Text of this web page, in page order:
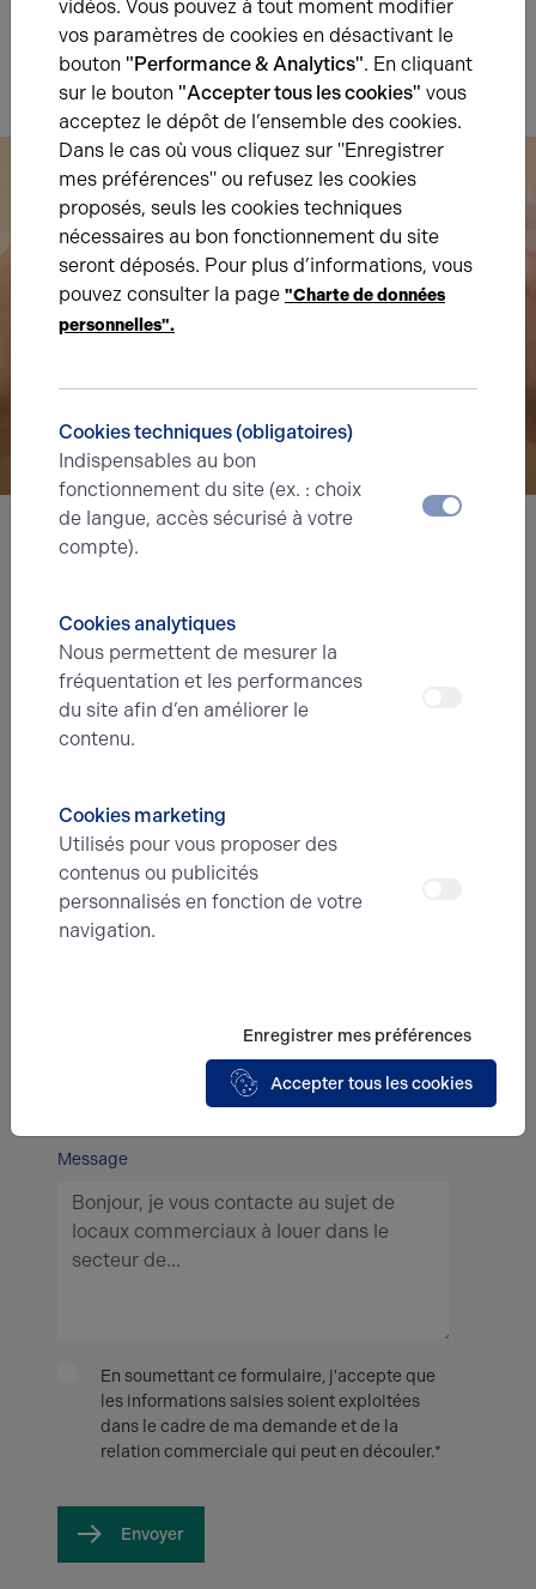
Indice d'émission de gaz à effet de serre
Diagnostic GES en cours
Nous avons hâte de vous lire,
Nom*
E-mail*
Message
En soumettant ce formulaire, j'accepte que
les informations saisies soient exploitées
dans le cadre de ma demande et de la
relation commerciale qui peut en découler.*
Envoyer
vidéos. Vous pouvez à tout moment modifier
vos paramètres de cookies en désactivant le
bouton "Performance & Analytics". En cliquant
sur le bouton "Accepter tous les cookies" vous
acceptez le dépôt de l’ensemble des cookies.
Dans le cas où vous cliquez sur "Enregistrer
mes préférences" ou refusez les cookies
proposés, seuls les cookies techniques
nécessaires au bon fonctionnement du site
seront déposés. Pour plus d’informations, vous
pouvez consulter la page "Charte de données
personnelles".
Cookies techniques (obligatoires)
Indispensables au bon
fonctionnement du site (ex. : choix
de langue, accès sécurisé à votre
compte).
Cookies analytiques
Nous permettent de mesurer la
fréquentation et les performances
du site afin d’en améliorer le
contenu.
Cookies marketing
Utilisés pour vous proposer des
contenus ou publicités
personnalisés en fonction de votre
navigation.
Enregistrer mes préférences
Accepter tous les cookies